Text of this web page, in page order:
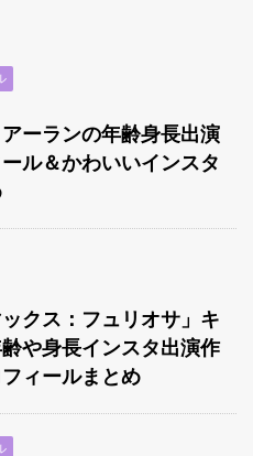
ーランの年齢身長出演
ル＆かわいいインスタ
ックス：フュリオサ」キ
や身長インスタ出演作
ィールまとめ